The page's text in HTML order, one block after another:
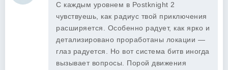
С каждым уровнем в Postknight 2
чувствуешь, как радиус твой приключения
расширяется. Особенно радует, как ярко и
детализировано проработаны локации —
глаз радуется. Но вот система битв иногда
вызывает вопросы. Порой движения